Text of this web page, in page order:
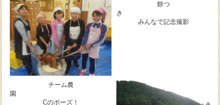
餅つ
みんなで記念撮影
チーム農
園
Cのポーズ！